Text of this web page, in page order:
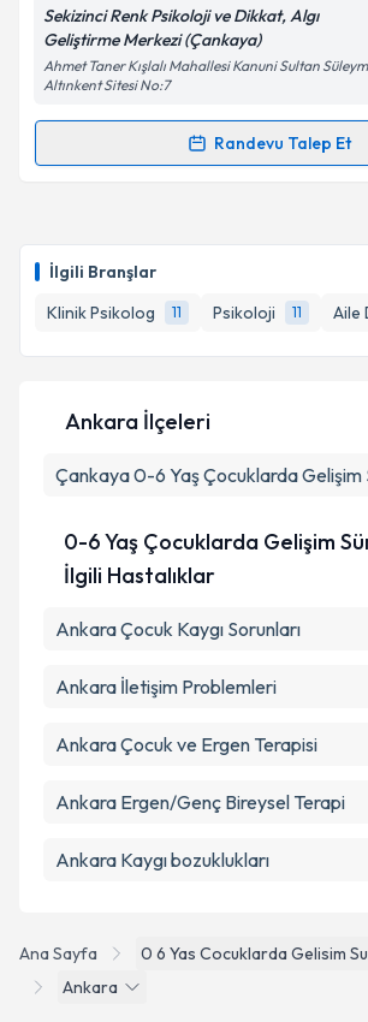
İlgili Branşlar
Klinik Psikolog
11 Psikoloji 11 Aile
Kişisel verilerimin işlenmesine
'ni okudum ve kişisel
kapsamda işlenmesini kabul
Takvim Talebini
Sekizinci Renk Psikoloji ve Dikkat, Algı
Geliştirme Merkezi (Çankaya)
Ahmet Taner Kışlalı Mahallesi Kanuni Sultan
Altınkent Sitesi No:7
Randevu Talep Et
Randevu Takvimi Talebi
için bir takvim hazırlandığında e-posta
bilgilendireceğiz.
E-posta Adresiniz
Kişisel verilerimin işlenmesine
Ana Sayfa
0 6 Yas Cocuklarda Gelisim
Ankara
Ankara İlçeleri
Çankaya0-6 Yaş Çocuklarda Gelişim
0-6 Yaş Çocuklarda Gelişim
İlgili Hastalıklar
Ankara Çocuk Kaygı Sorunları
Ankara İletişim Problemleri
Ankara Çocuk ve Ergen Terapisi
Ankara Ergen/Genç Bireysel Terapi
Ankara Kaygı bozuklukları